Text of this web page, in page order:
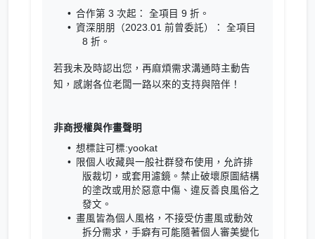
合作第 3 次起： 全項目 9 折。
資深朋朋（2023.01 前曾委託）： 全項目
8 折。
若我未及時認出您，再麻煩需求溝通時主動告
知，感謝各位老闆一路以來的支持與陪伴！
非商授權與作畫聲明
想標註可標:yookat
限個人收藏與一般社群發布使用，允許排
版裁切，或套用濾鏡。禁止破壞原圖結構
的塗改或用於惡意中傷、違反善良風俗之
發文。
畫風皆為個人風格，不接受仿畫風或動效
拆分需求，手癖有可能隨著個人審美變化